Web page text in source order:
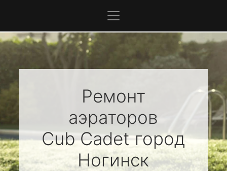
Ремонт
аэраторов
Cub Cadetгород
Ногинск